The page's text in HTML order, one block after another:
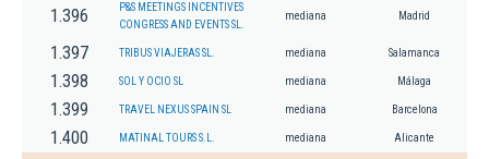
1.396
P&S MEETINGS INCENTIVES
CONGRESS AND EVENTS SL.
mediana Madrid
1.397 TRIBUS VIAJERAS SL. mediana Salamanca
1.398 SOL Y OCIO SL mediana Málaga
1.399 TRAVEL NEXUS SPAIN SL mediana Barcelona
1.400 MATINAL TOURS S.L. mediana Alicante